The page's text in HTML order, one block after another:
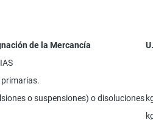
de la Mercancía
o suspensiones) o disoluciones